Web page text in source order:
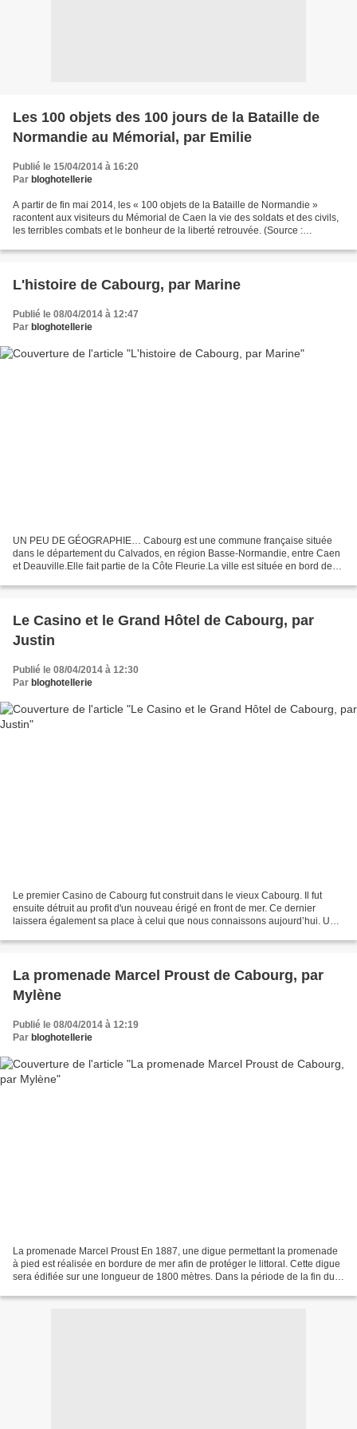
Les 100 objets des 100 jours de la Bataille de
Normandie au Mémorial, par Emilie
Publié le 15/04/2014 à 16:20
Par bloghotellerie
A partir de fin mai 2014, les « 100 objets de la Bataille de Normandie »
racontent aux visiteurs du Mémorial de Caen la vie des soldats et des civils,
les terribles combats et le bonheur de la liberté retrouvée. (Source :
L'histoire de Cabourg, par Marine
Publié le 08/04/2014 à 12:47
Par bloghotellerie
UN PEU DE GÉOGRAPHIE… Cabourg est une commune française située
dans le département du Calvados, en région Basse-Normandie, entre Caen
et Deauville.Elle fait partie de la Côte Fleurie.La ville est située en bord de
Le Casino et le Grand Hôtel de Cabourg, par
Justin
Publié le 08/04/2014 à 12:30
Par bloghotellerie
Le premier Casino de Cabourg fut construit dans le vieux Cabourg. Il fut
ensuite détruit au profit d'un nouveau érigé en front de mer. Ce dernier
laissera également sa place à celui que nous connaissons aujourd’hui. Un
La promenade Marcel Proust de Cabourg, par
Mylène
Publié le 08/04/2014 à 12:19
Par bloghotellerie
La promenade Marcel Proust En 1887, une digue permettant la promenade
à pied est réalisée en bordure de mer afin de protéger le littoral. Cette digue
sera édifiée sur une longueur de 1800 mètres. Dans la période de la fin du